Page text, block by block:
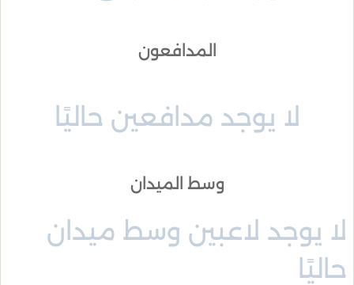
المدافعون
لا يوجد مدافعين حاليًا
وسط الميدان
لا يوجد لاعبين وسط ميدان
حاليًا